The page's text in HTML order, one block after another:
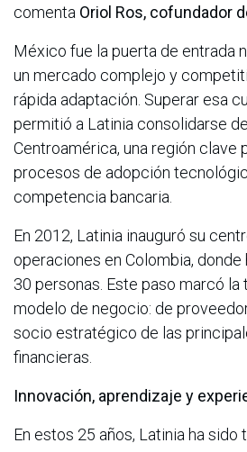
comenta Oriol Ros, cofundador
México fue la puerta de entrada
un mercado complejo y
rápida adaptación. Superar esa
permitió a Latinia consolidarse
Centroamérica, una región clave
procesos de adopción
competencia bancaria.
En 2012, Latinia inauguró su
operaciones en Colombia, donde
30 personas. Este paso marcó
modelo de negocio: de
socio estratégico de las
financieras.
Innovación, aprendizaje y
En estos 25 años, Latinia ha sido